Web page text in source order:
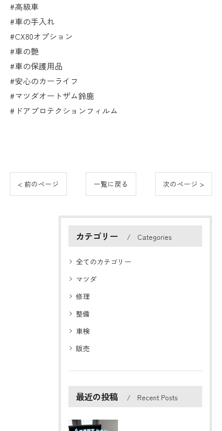
#高級車
#車の手入れ
#CX80オプション
#車の艶
#車の保護用品
#安心のカーライフ
#マツダオートザム鈴鹿
#ドアプロテクションフィルム
< 前のページ 一覧に戻る 次のページ >
カテゴリー Categories
全てのカテゴリー
マツダ
修理
整備
車検
販売
最近の投稿 Recent Posts